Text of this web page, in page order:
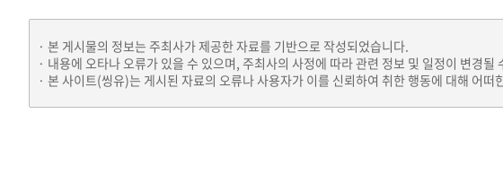
본 게시물의 정보는 주최사가 제공한 자료를 기반으로 작성되었습니다.
내용에 오타나 오류가 있을 수 있으며, 주최사의 사정에 따라 관련 정보 및 일정이 변경
본 사이트(씽유)는 게시된 자료의 오류나 사용자가 이를 신뢰하여 취한 행동에 대해 어떠